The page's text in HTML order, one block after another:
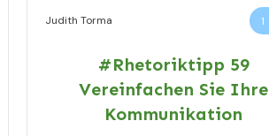
Judith Torma 1
#Rhetoriktipp 59
Vereinfachen Sie Ihre
Kommunikation